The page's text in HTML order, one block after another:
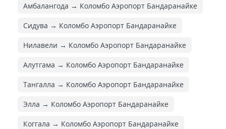
Амбалангода → Коломбо Аэропорт Бандаранайке
Сидува → Коломбо Аэропорт Бандаранайке
Нилавели → Коломбо Аэропорт Бандаранайке
Алутгама → Коломбо Аэропорт Бандаранайке
Тангалла → Коломбо Аэропорт Бандаранайке
Элла → Коломбо Аэропорт Бандаранайке
Коггала → Коломбо Аэропорт Бандаранайке